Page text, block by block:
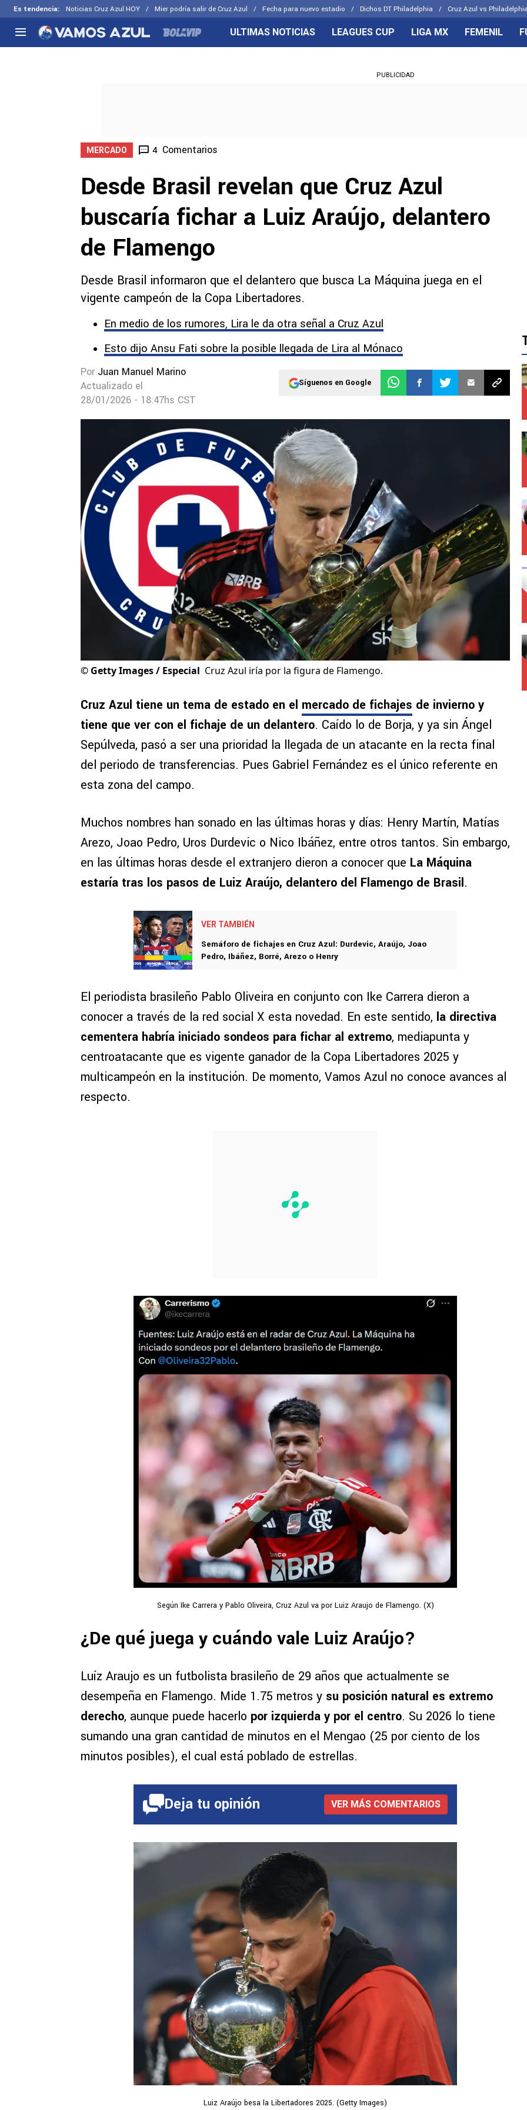
Es tendencia: Noticias Cruz Azul HOY Mier podría salir de Cruz Azul Fecha para nuevo estadio Dichos DT Philadelphia Cruz Azul vs
Selección Mexicana
CELESTES
ULTIMAS NOTICIAS LEAGUES CUP LIGA MX FEMENIL
PUBLICIDAD
MERCADO 4 Comentarios
Desde Brasil revelan que Cruz Azul
buscaría fichar a Luiz Araújo, delantero
de Flamengo
Desde Brasil informaron que el delantero que busca La Máquina juega en el
vigente campeón de la Copa Libertadores.
En medio de los rumores, Lira le da otra señal a Cruz Azul
Esto dijo Ansu Fati sobre la posible llegada de Lira al Mónaco
Por Juan Manuel Marino
Actualizado el
28/01/2026 - 18:47hs CST
Síguenos en Google
© Getty Images / Especial Cruz Azul iría por la figura de Flamengo.
Cruz Azul tiene un tema de estado en el mercado de fichajes de invierno y
tiene que ver con el fichaje de un delantero. Caído lo de Borja, y ya sin Ángel
Sepúlveda, pasó a ser una prioridad la llegada de un atacante en la recta final
del periodo de transferencias. Pues Gabriel Fernández es el único referente en
esta zona del campo.
Muchos nombres han sonado en las últimas horas y días: Henry Martín, Matías
Arezo, Joao Pedro, Uros Durdevic o Nico Ibáñez, entre otros tantos. Sin embargo,
en las últimas horas desde el extranjero dieron a conocer que La Máquina
estaría tras los pasos de Luiz Araújo, delantero del Flamengo de Brasil.
VER TAMBIÉN
Semáforo de fichajes en Cruz Azul: Durdevic, Araújo, Joao
Pedro, Ibáñez, Borré, Arezo o Henry
El periodista brasileño Pablo Oliveira en conjunto con Ike Carrera dieron a
conocer a través de la red social X esta novedad. En este sentido, la directiva
cementera habría iniciado sondeos para fichar al extremo, mediapunta y
centroatacante que es vigente ganador de la Copa Libertadores 2025 y
multicampeón en la institución. De momento, Vamos Azul no conoce avances al
respecto.
Según Ike Carrera y Pablo Oliveira, Cruz Azul va por Luiz Araujo de Flamengo. (X)
¿De qué juega y cuándo vale Luiz Araújo?
Luíz Araujo es un futbolista brasileño de 29 años que actualmente se
desempeña en Flamengo. Mide 1.75 metros y su posición natural es extremo
derecho, aunque puede hacerlo por izquierda y por el centro. Su 2026 lo tiene
sumando una gran cantidad de minutos en el Mengao (25 por ciento de los
minutos posibles), el cual está poblado de estrellas.
Deja tu opinión VER MÁS COMENTARIOS
Luiz Araújo besa la Libertadores 2025. (Getty Images)